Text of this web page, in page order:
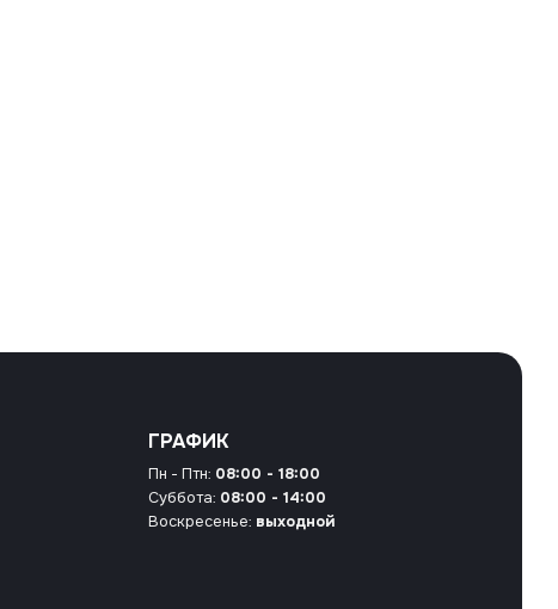
ГРАФИК
Пн - Птн: 08:00 - 18:00
Суббота: 08:00 - 14:00
Воскресенье: выходной